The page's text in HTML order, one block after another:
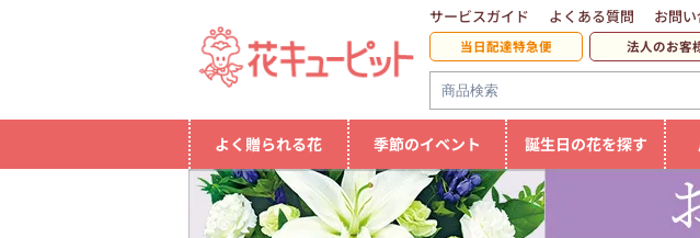
サービスガイド よくある質問 お問
当日配達特急便 法人のお客
よく贈られる花 季節のイベント 誕生日の花を探す